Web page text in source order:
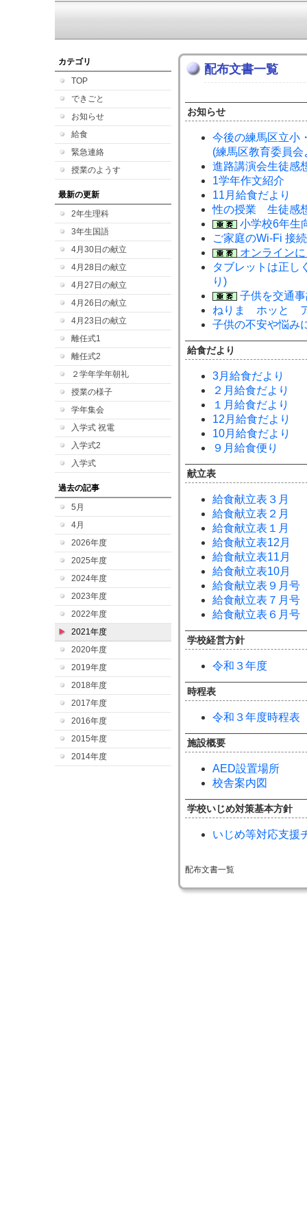
カテゴリ
TOP
できごと
お知らせ
給食
緊急連絡
授業のようす
最新の更新
2年生理科
3年生国語
4月30日の献立
4月28日の献立
4月27日の献立
4月26日の献立
4月23日の献立
離任式1
離任式2
２学年学年朝礼
授業の様子
学年集会
入学式 祝電
入学式2
入学式
過去の記事
5月
4月
2026年度
2025年度
2024年度
2023年度
2022年度
2021年度
2020年度
2019年度
2018年度
2017年度
2016年度
2015年度
2014年度
配布文書一覧
お知らせ
今後の練馬区立小
(練馬区教育委員会
進路講演会生徒感
1学年作文紹介
11月給食だより
性の授業 生徒感
小学校6年生
ご家庭のWi-Fi 接
オンライン
タブレットは正し
り)
子供を交通
ねりま ホッと ア
子供の不安や悩み
給食だより
3月給食だより
２月給食だより
１月給食だより
12月給食だより
10月給食だより
９月給食便り
献立表
給食献立表３月
給食献立表２月
給食献立表１月
給食献立表12月
給食献立表11月
給食献立表10月
給食献立表９月号
給食献立表７月号
給食献立表６月号
学校経営方針
令和３年度
時程表
令和３年度時程表
施設概要
AED設置場所
校舎案内図
学校いじめ対策基本方針
いじめ等対応支援
配布文書一覧